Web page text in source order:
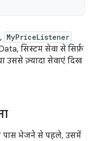
MyPriceListener
सिस्टम सेवा से सिर्फ़
उससे ज़्यादा सेवाएं दिख
भेजने से पहले, उसमें